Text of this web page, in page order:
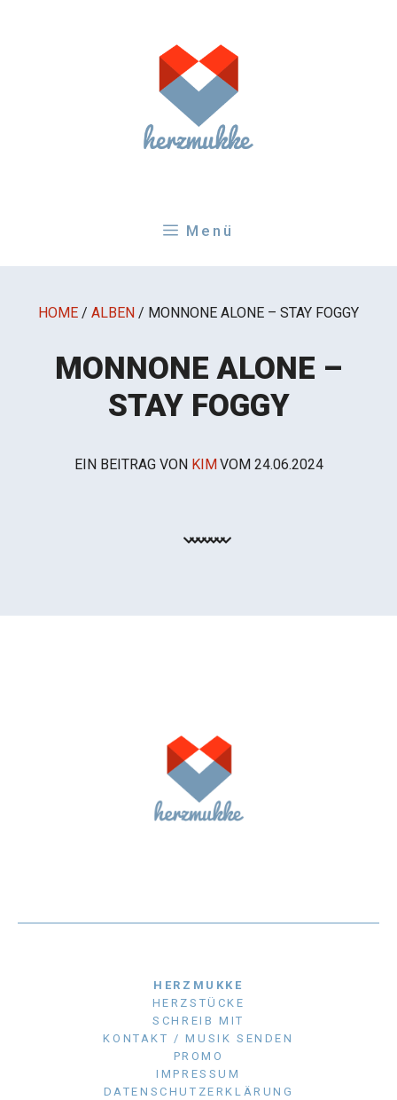
Menü
HOME / ALBEN / MONNONE ALONE – STAY FOGGY
MONNONE ALONE –
STAY FOGGY
EIN BEITRAG VON KIMVOM 24.06.2024
HERZMUKKE
HERZSTÜCKE
SCHREIB MIT
KONTAKT / MUSIK SENDEN
PROMO
IMPRESSUM
DATENSCHUTZERKLÄRUNG